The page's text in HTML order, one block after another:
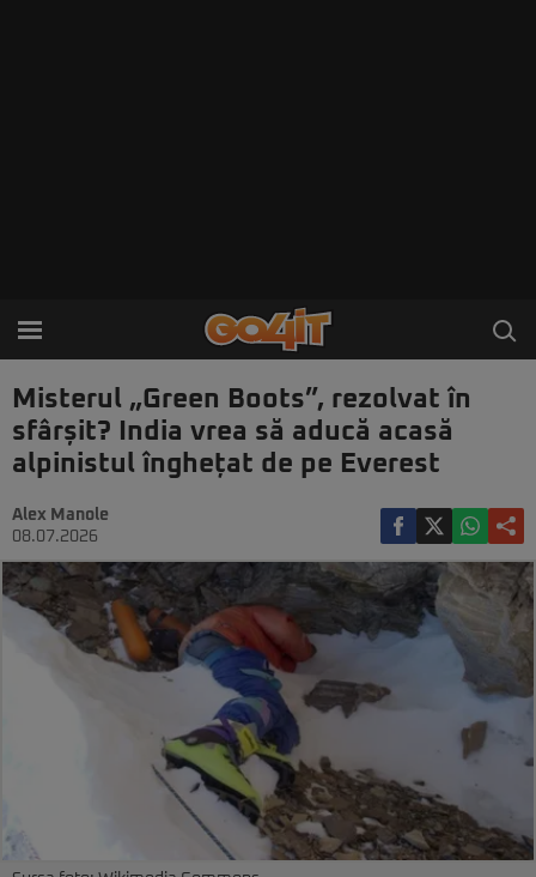
Misterul „Green Boots”, rezolvat în
sfârșit? India vrea să aducă acasă
alpinistul înghețat de pe Everest
Alex Manole
08.07.2026